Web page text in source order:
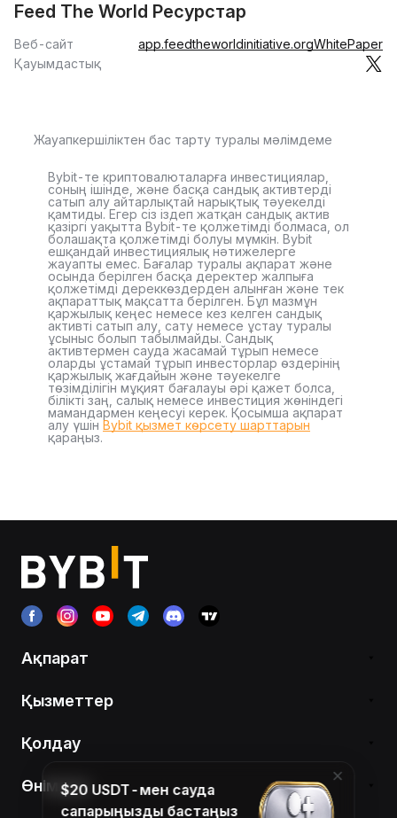
Feed The World Ресурстар
Веб-сайт app.feedtheworldinitiative.orgWhitePaper
Қауымдастық
Жауапкершіліктен бас тарту туралы мәлімдеме
Bybit-те криптовалюталарға инвестициялар,
соның ішінде, және басқа сандық активтерді
сатып алу айтарлықтай нарықтық тәуекелді
қамтиды. Егер сіз іздеп жатқан сандық актив
қазіргі уақытта Bybit-те қолжетімді болмаса, ол
болашақта қолжетімді болуы мүмкін. Bybit
ешқандай инвестициялық нәтижелерге
жауапты емес. Бағалар туралы ақпарат және
осында берілген басқа деректер жалпыға
қолжетімді дереккөздерден алынған және тек
ақпараттық мақсатта берілген. Бұл мазмұн
қаржылық кеңес немесе кез келген сандық
активті сатып алу, сату немесе ұстау туралы
ұсыныс болып табылмайды. Сандық
активтермен сауда жасамай тұрып немесе
оларды ұстамай тұрып инвесторлар өздерінің
қаржылық жағдайын және тәуекелге
төзімділігін мұқият бағалауы әрі қажет болса,
білікті заң, салық немесе инвестиция жөніндегі
мамандармен кеңесуі керек. Қосымша ақпарат
алу үшін Bybit қызмет көрсету шарттарын
қараңыз.
Ақпарат
Қызметтер
Қолдау
Өнімдер$20 USDT-мен сауда
сапарыңызды бастаңыз